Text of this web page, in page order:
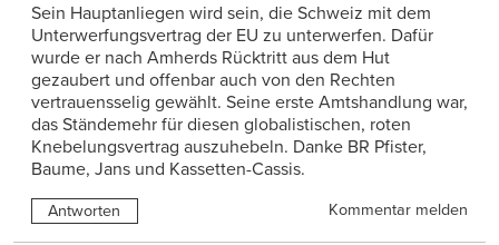
Sein Hauptanliegen wird sein, die Schweiz mit dem
Unterwerfungsvertrag der EU zu unterwerfen. Dafür
wurde er nach Amherds Rücktritt aus dem Hut
gezaubert und offenbar auch von den Rechten
vertrauensselig gewählt. Seine erste Amtshandlung war,
das Ständemehr für diesen globalistischen, roten
Knebelungsvertrag auszuhebeln. Danke BR Pfister,
Baume, Jans und Kassetten-Cassis.
Antworten Kommentar melden